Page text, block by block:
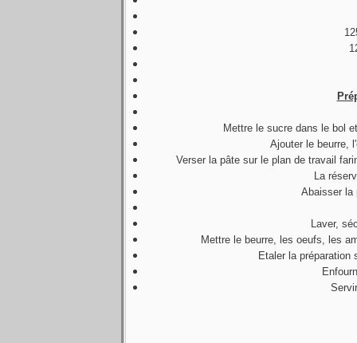
Mettre le sucre dans le bol
Ajouter le beurre,
Verser la pâte sur le plan de travail
La
Abaisser la
Laver,
Mettre le beurre, les oeufs, les
Etaler la